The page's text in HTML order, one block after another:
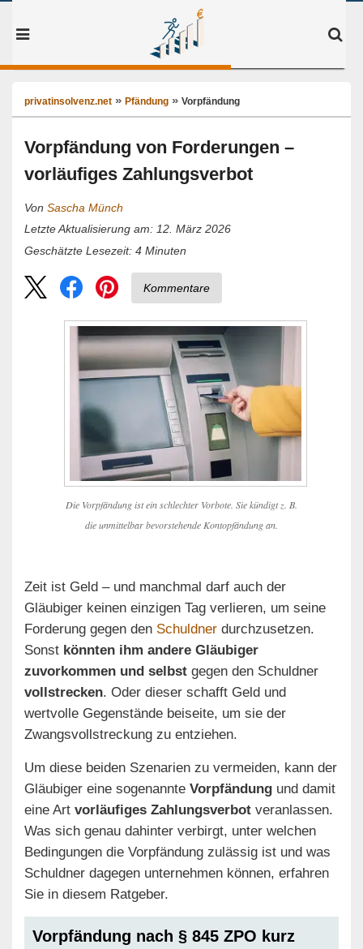
privatinsolvenz.net Pfändung Vorpfändung
Vorpfändung von Forderungen –
vorläufiges Zahlungsverbot
Von Sascha Münch
Letzte Aktualisierung am: 12. März 2026
Geschätzte Lesezeit: 4 Minuten
Kommentare
Die Vorpfändung ist ein schlechter Vorbote. Sie kündigt z. B.
die unmittelbar bevorstehende Kontopfändung an.
Zeit ist Geld – und manchmal darf auch der
Gläubiger keinen einzigen Tag verlieren, um seine
Forderung gegen den Schuldner durchzusetzen.
Sonst könnten ihm andere Gläubiger
zuvorkommen und selbst gegen den Schuldner
vollstrecken. Oder dieser schafft Geld und
wertvolle Gegenstände beiseite, um sie der
Zwangsvollstreckung zu entziehen.
Um diese beiden Szenarien zu vermeiden, kann der
Gläubiger eine sogenannte Vorpfändung und damit
eine Art vorläufiges Zahlungsverbot veranlassen.
Was sich genau dahinter verbirgt, unter welchen
Bedingungen die Vorpfändung zulässig ist und was
Schuldner dagegen unternehmen können, erfahren
Sie in diesem Ratgeber.
Vorpfändung nach § 845 ZPO kurz